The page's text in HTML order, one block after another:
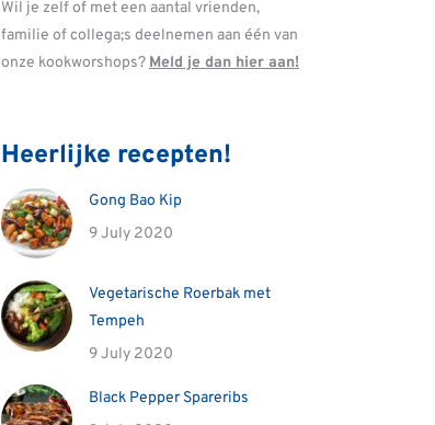
Wil je zelf of met een aantal vrienden,
familie of collega;s deelnemen aan één van
onze kookworshops? Meld je dan hier aan!
Heerlijke recepten!
Gong Bao Kip
9 July 2020
Vegetarische Roerbak met
Tempeh
9 July 2020
Black Pepper Spareribs